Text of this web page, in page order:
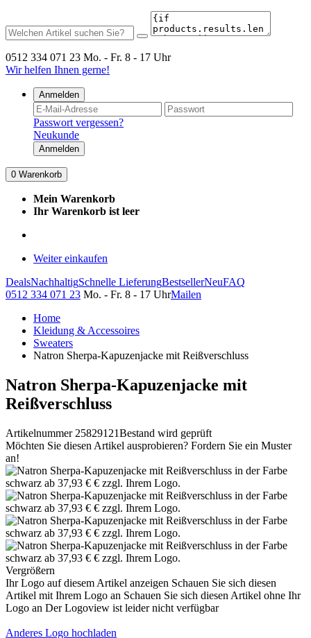
0512 334 071 23 Mo. - Fr. 8 - 17 Uhr
Wir helfen Ihnen gerne!
Anmelden
Passwort vergessen?
Neukunde
Anmelden
0 Warenkorb
Mein Warenkorb
Ihr Warenkorb ist leer
Weiter einkaufen
DealsNachhaltigSchnelle LieferungBestsellerNeuFAQ
0512 334 071 23 Mo. - Fr. 8 - 17 UhrMailen
Home
Kleidung & Accessoires
Sweaters
Natron Sherpa-Kapuzenjacke mit Reißverschluss
Natron Sherpa-Kapuzenjacke mit
Reißverschluss
Artikelnummer 25829121Bestand wird geprüft
Möchten Sie diesen Artikel ausprobieren? Fordern Sie ein Muster
an!
Vergrößern
Ihr Logo auf diesem Artikel anzeigen Schauen Sie sich diesen
Artikel mit Ihrem Logo an Schauen Sie sich diesen Artikel ohne Ihr
Logo an Der Logoview ist leider nicht verfügbar
Anderes Logo hochladen